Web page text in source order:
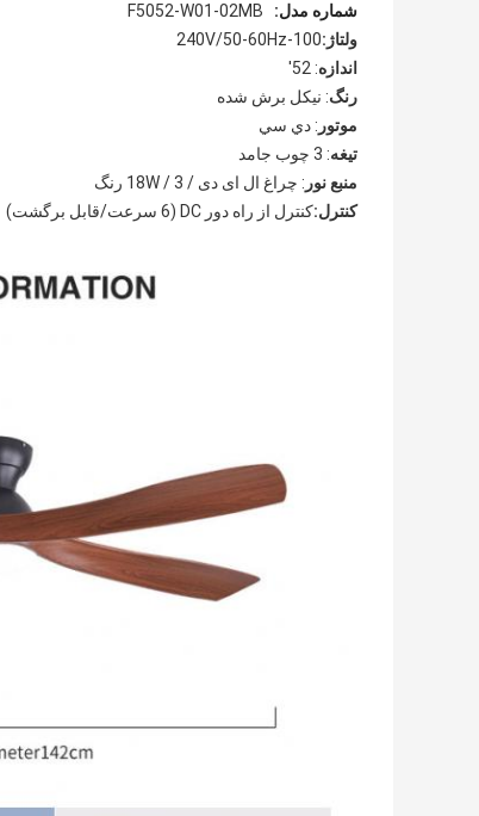
شماره مدل:
F5052-W01-02MB
ولتاژ:100-240V/50-60Hz
اندازه: 52'
رنگ: نیکل برش شده
موتور : دي سي
تیغه: 3 چوب جامد
منبع نور : چراغ ال ای دی / 18W / 3 رنگ
کنترل:کنترل از راه دور DC (6 سرعت/قابل برگشت)